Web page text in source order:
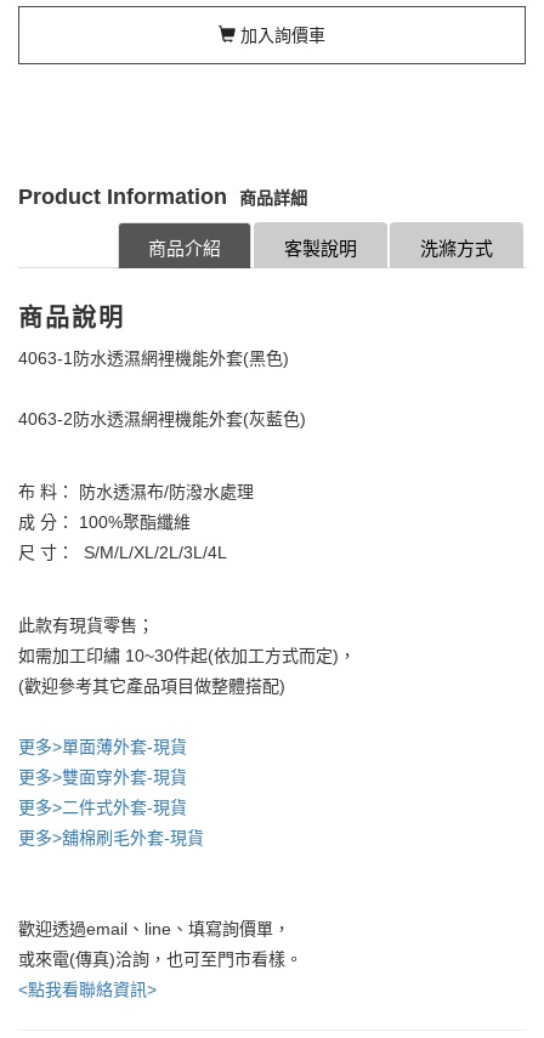
加入詢價車
Product Information 商品詳細
洗滌方式
客製說明
商品介紹
商品說明
4063-1防水透濕網裡機能外套(黑色)
4063-2防水透濕網裡機能外套(灰藍色)
布 料： 防水透濕布/防潑水處理
成 分： 100%聚酯纖維
尺 寸： S/M/L/XL/2L/3L/4L
此款有現貨零售；
如需加工印繡 10~30件起(依加工方式而定)，
(歡迎參考其它產品項目做整體搭配)
更多>單面薄外套-現貨
更多>雙面穿外套-現貨
更多>二件式外套-現貨
更多>舖棉刷毛外套-現貨
歡迎透過email、line、填寫詢價單，
或來電(傳真)洽詢，也可至門市看樣。
<點我看聯絡資訊>